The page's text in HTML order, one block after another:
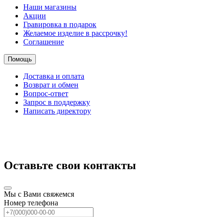
Наши магазины
Акции
Гравировка в подарок
Желаемое изделие в рассрочку!
Соглашение
Помощь
Доставка и оплата
Возврат и обмен
Вопрос-ответ
Запрос в поддержку
Написать директору
Оставьте свои контакты
Мы с Вами свяжемся
Номер телефона